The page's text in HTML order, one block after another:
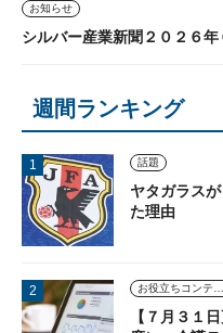
お知らせ
シルバー産業新聞２０２６年
週間ランキング
話題
ヤタガラス
た理由
お役立ちコンテンツ
【７月３１